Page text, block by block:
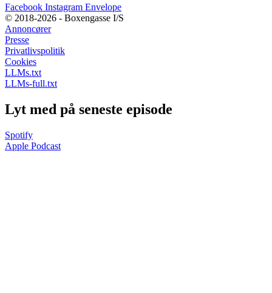
Facebook Instagram Envelope
© 2018-2026 - Boxengasse I/S
Annoncører
Presse
Privatlivspolitik
Cookies
LLMs.txt
LLMs-full.txt
Lyt med på seneste episode
Spotify
Apple Podcast